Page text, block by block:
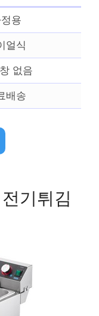
용
얼식
없음
배송
기튀김